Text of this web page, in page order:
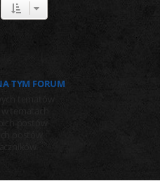
TYM FORUM
tematów
tematach
postów